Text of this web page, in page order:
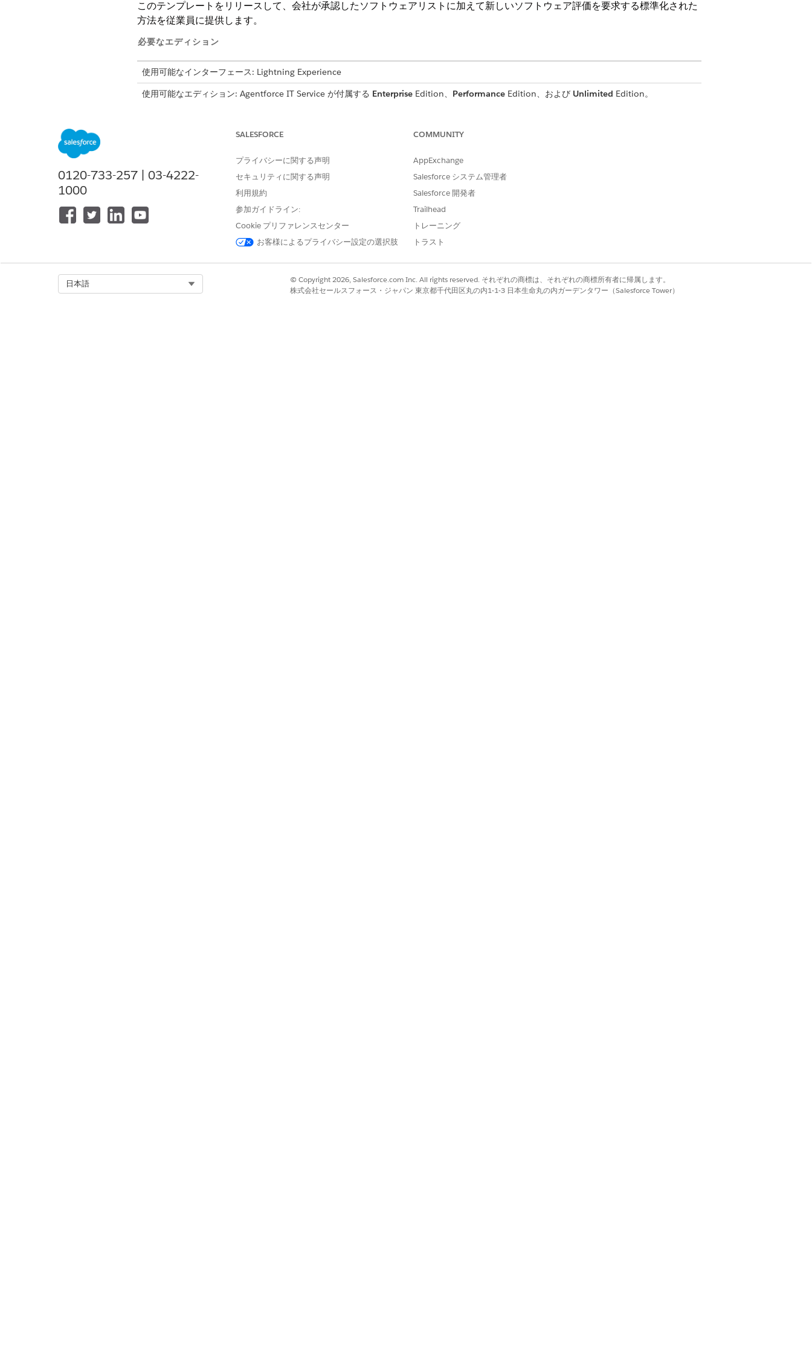
このテンプレートをリリースして、会社が承認したソフトウェアリストに加えて新しいソフトウェア評価を要求する標準化された
方法を従業員に提供します。
必要なエディション
使用可能なインターフェース: Lightning Experience
使用可能なエディション: Agentforce IT Service が付属する EnterpriseEdition、 PerformanceEdition、および Unlimited Edition。
す。テンプレートに含まれている内容を確認します。
このテンプレートの受入フォームでは、従業員から次の詳細を取得します。
Software Name (ソフトウェア名): 評価を要求されているソフトウェアアプリケーションの名前。
評価の理由: 評価期間中にテストされるビジネスニーズまたは特定の使用事例の簡単な説明。
手動履行
このサービスプロセスでは、手動履行の要求が IT チームに転送されます。Flow Builder でフローを作成し、マネージャー承認や
0120-733-257 | 03-4222-
1000
SALESFORCE
プライバシーに関する声明
セキュリティに関する声明
利用規約
参加ガイドライン:
Cookie プリファレンスセンター
お客様によるプライバシー設定の選択肢
COMMUNITY
AppExchange
Salesforce システム管理者
Salesforce 開発者
Trailhead
トレーニング
トラスト
日本語
© Copyright 2026, Salesforce.com Inc. All rights reserved. それぞれの商標は、それぞれの商標所有者に帰属します。
株式会社セールスフォース・ジャパン 東京都千代田区丸の内1-1-3 日本生命丸の内ガーデンタワー（Salesforce Tower）